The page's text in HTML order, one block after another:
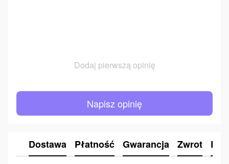
Dodaj pierwszą opinię
Napisz opinię
Dostawa Płatność Gwarancja Zwrot